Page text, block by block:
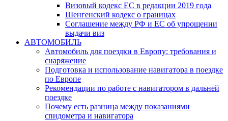
Визовый кодекс ЕС в редакции 2019 года
Шенгенский кодекс о границах
Соглашение между РФ и ЕС об упрощении
выдачи виз
АВТОМОБИЛЬ
Автомобиль для поездки в Европу: требования и
снаряжение
Подготовка и использование навигатора в поездке
по Европе
Рекомендации по работе с навигатором в дальней
поездке
Почему есть разница между показаниями
спидометра и навигатора